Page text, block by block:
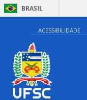
BRASIL
ACESSIBILIDADE
0:00